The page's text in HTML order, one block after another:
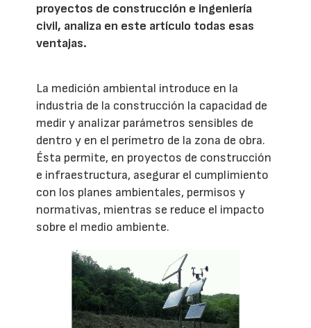
proyectos de construcción e ingeniería
civil, analiza en este artículo todas esas
ventajas.
La medición ambiental introduce en la
industria de la construcción la capacidad de
medir y analizar parámetros sensibles de
dentro y en el perímetro de la zona de obra.
Ésta permite, en proyectos de construcción
e infraestructura, asegurar el cumplimiento
con los planes ambientales, permisos y
normativas, mientras se reduce el impacto
sobre el medio ambiente.